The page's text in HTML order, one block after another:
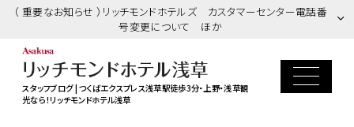
（ 重要なお知らせ ）リッチモンドホテルズ カスタマーセンター電話番
号変更について ほか
スタッフブログ | つくばエクスプレス浅草駅徒歩3分・上野・浅草観
光なら！リッチモンドホテル浅草